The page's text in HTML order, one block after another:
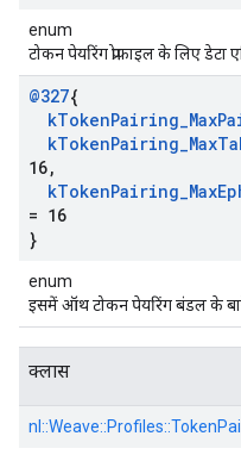
enum
टोकन पेयरिंग प्रोफ़ाइल के लिए डेटा
@327{
kTokenPairing_Max
kTokenPairing_Max
16,
kTokenPairing_Max
= 16
}
enum
इसमें ऑथ टोकन पेयरिंग बंडल के बारे
क्लास
nl::Weave::Profiles::